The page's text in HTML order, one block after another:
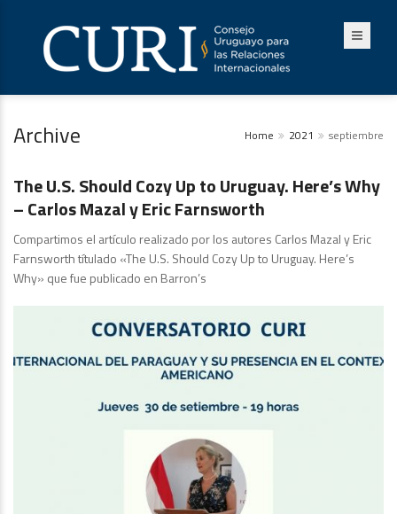
Archive Home 2021 septiembre
Publicaciones
The U.S. Should Cozy Up to Uruguay. Here’s Why
– Carlos Mazal y Eric Farnsworth
Compartimos el artículo realizado por los autores Carlos Mazal y Eric
Farnsworth títulado «The U.S. Should Cozy Up to Uruguay. Here’s
Why» que fue publicado en Barron’s